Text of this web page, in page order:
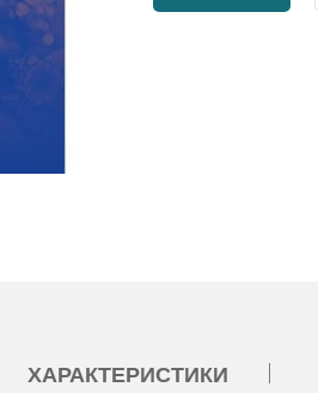
ХАРАКТЕРИСТИКИ